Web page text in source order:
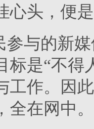
心头，便
参与的新
标是“不得
工作。因
在网中。